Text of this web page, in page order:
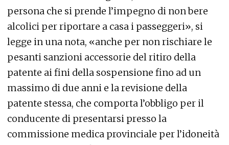
persona che si prende l’impegno di non bere
alcolici per riportare a casa i passeggeri», si
legge in una nota, «anche per non rischiare le
pesanti sanzioni accessorie del ritiro della
patente ai fini della sospensione fino ad un
massimo di due anni e la revisione della
patente stessa, che comporta l’obbligo per il
conducente di presentarsi presso la
commissione medica provinciale per l’idoneità